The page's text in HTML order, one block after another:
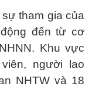
tham gia của
đến từ cơ
Khu vực
người lao
NHTW và 18